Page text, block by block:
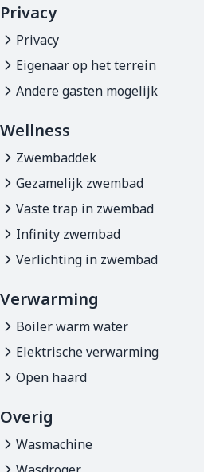
Privacy
Privacy
Eigenaar op het terrein
Andere gasten mogelijk
Wellness
Zwembaddek
Gezamelijk zwembad
Vaste trap in zwembad
Infinity zwembad
Verlichting in zwembad
Verwarming
Boiler warm water
Elektrische verwarming
Open haard
Overig
Wasmachine